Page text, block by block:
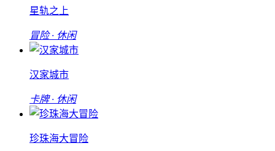
星轨之上
冒险 · 休闲
汉家城市
卡牌 · 休闲
珍珠海大冒险